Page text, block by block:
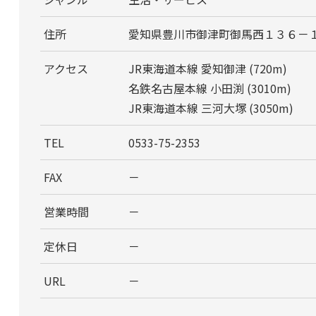
住所 愛知県豊川市御津町御馬西１３６－
アクセス
JR東海道本線 愛知御津 (720m)
名鉄名古屋本線 小田渕 (3010m)
JR東海道本線 三河大塚 (3050m)
TEL 0533-75-2353
FAX －
営業時間 －
定休日 －
URL －